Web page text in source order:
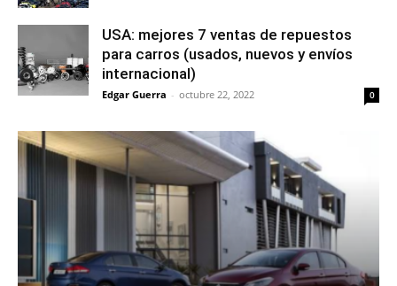
USA: mejores 7 ventas de repuestos
para carros (usados, nuevos y envíos
internacional)
Edgar Guerra - octubre 22, 2022 0